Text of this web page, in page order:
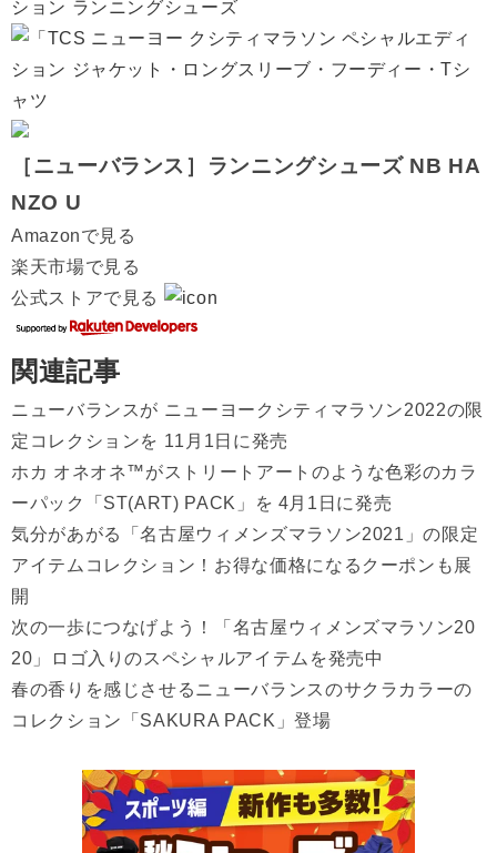
［ニューバランス］ランニングシューズ NB HA
NZO U
Amazonで見る
楽天市場で見る
公式ストアで見る
関連記事
ニューバランスが ニューヨークシティマラソン2022の限
定コレクションを 11月1日に発売
ホカ オネオネ™がストリートアートのような色彩のカラ
ーパック「ST(ART) PACK」を 4月1日に発売
気分があがる「名古屋ウィメンズマラソン2021」の限定
アイテムコレクション！お得な価格になるクーポンも展
開
次の一歩につなげよう！「名古屋ウィメンズマラソン20
20」ロゴ入りのスペシャルアイテムを発売中
春の香りを感じさせるニューバランスのサクラカラーの
コレクション「SAKURA PACK」登場